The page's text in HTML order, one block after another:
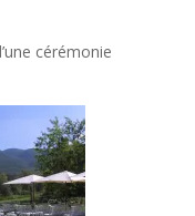
cérémonie